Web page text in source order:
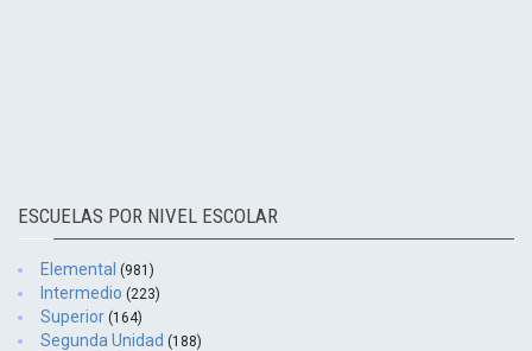
ESCUELAS POR NIVEL ESCOLAR
Elemental (981)
Intermedio (223)
Superior (164)
Segunda Unidad (188)